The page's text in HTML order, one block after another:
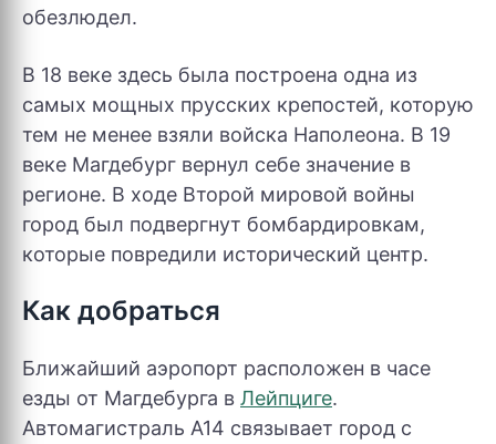
обезлюдел.
В 18 веке здесь была построена одна из
самых мощных прусских крепостей, которую
тем не менее взяли войска Наполеона. В 19
веке Магдебург вернул себе значение в
регионе. В ходе Второй мировой войны
город был подвергнут бомбардировкам,
которые повредили исторический центр.
Как добраться
Ближайший аэропорт расположен в часе
езды от Магдебурга в Лейпциге.
Автомагистраль А14 связывает город с